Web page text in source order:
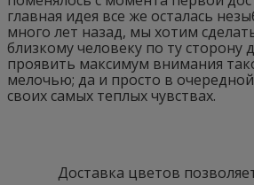
главная идея все же осталась
много лет назад, мы хотим
близкому человеку по ту сторону
проявить максимум внимания
мелочью; да и просто в
своих самых теплых чувствах.
Доставка цветов